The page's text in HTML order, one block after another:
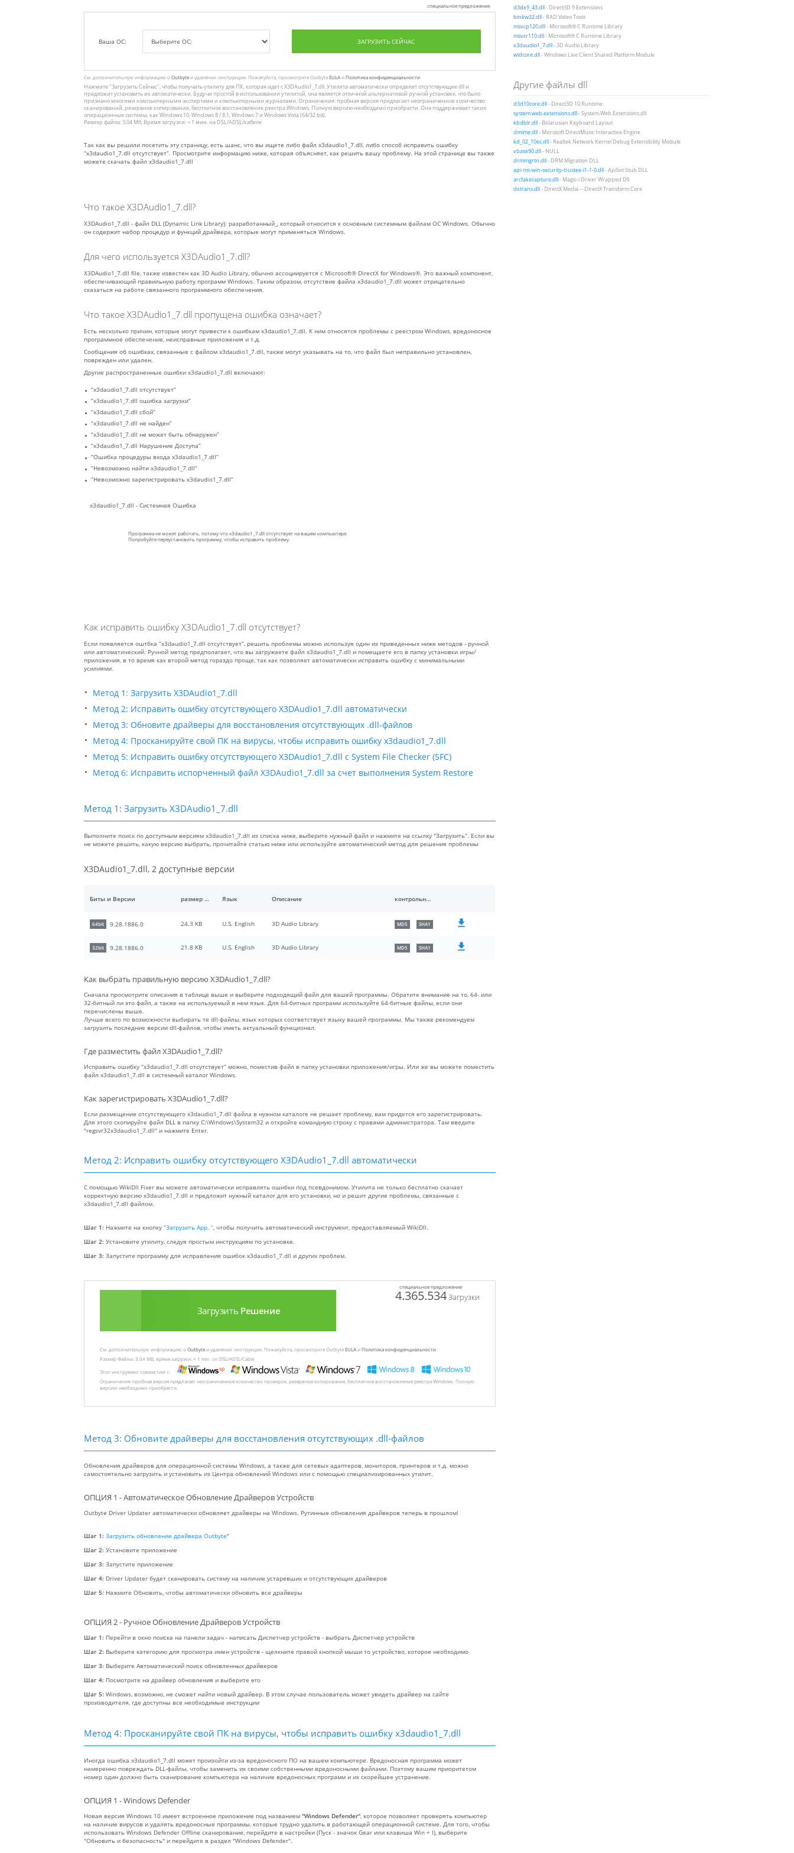
специальное предложение
Ваша ОС: ЗАГРУЗИТЬ СЕЙЧАС
См. дополнительную информацию оOutbyteи удалении :инструкции. Пожалуйста, просмотрите OutbyteEULAиПолитика конфиденциальности
Нажмите"Загрузить Сейчас", чтобы получить утилиту для ПК, которая идет с X3DAudio1_7.dll. Утилита автоматически определит отсутствующие dll и
предложит установить их автоматически. Будучи простой в использовании утилитой, она является отличной альтернативой ручной установке, что было
признано многими компьютерными экспертами и компьютерными журналами. Ограничения: пробная версия предлагает неограниченное количество
сканирований, резервное копирование, бесплатное восстановление реестра Windows. Полную версию необходимо приобрести. Она поддерживает такие
операционные системы, как Windows 10, Windows 8 / 8.1, Windows 7 и Windows Vista (64/32 bit).
Размер файла: 3,04 Мб, Время загрузки: < 1 мин. на DSL/ADSL/кабеле
Так как вы решили посетить эту страницу, есть шанс, что вы ищете либо файл x3daudio1_7.dll, либо способ исправить ошибку
“x3daudio1_7.dll отсутствует”. Просмотрите информацию ниже, которая объясняет, как решить вашу проблему. На этой странице вы также
можете скачать файл x3daudio1_7.dll
Что такое X3DAudio1_7.dll?
X3DAudio1_7.dll - файл DLL (Dynamic Link Library): разработанный_, который относится к основным системным файлам ОС Windows. Обычно
он содержит набор процедур и функций драйвера, которые могут применяться Windows.
Для чего используется X3DAudio1_7.dll?
X3DAudio1_7.dll file, также известен как 3D Audio Library, обычно ассоциируется с Microsoft® DirectX for Windows®. Это важный компонент,
обеспечивающий правильную работу программ Windows. Таким образом, отсутствие файла x3daudio1_7.dll может отрицательно
сказаться на работе связанного программного обеспечения.
Что такое X3DAudio1_7.dll пропущена ошибка означает?
Есть несколько причин, которые могут привести к ошибкам x3daudio1_7.dll. К ним относятся проблемы с реестром Windows, вредоносное
программное обеспечение, неисправные приложения и т.д.
Сообщения об ошибках, связанные с файлом x3daudio1_7.dll, также могут указывать на то, что файл был неправильно установлен,
поврежден или удален.
Другие распространенные ошибки x3daudio1_7.dll включают:
“x3daudio1_7.dll отсутствует”
“x3daudio1_7.dll ошибка загрузки”
“x3daudio1_7.dll сбой”
“x3daudio1_7.dll не найден”
“x3daudio1_7.dll не может быть обнаружен”
“x3daudio1_7.dll Нарушение Доступа”
“Ошибка процедуры входа x3daudio1_7.dll”
“Невозможно найти x3daudio1_7.dll”
“Невозможно зарегистрировать x3daudio1_7.dll”
x3daudio1_7.dll - Системная Ошибка
Программа не может работать, потому что x3daudio1_7.dll отсутствует на вашем компьютере.
Попробуйте переустановить программу, чтобы исправить проблему.
Как исправить ошибку X3DAudio1_7.dll отсутствует?
Если появляется оштбка “x3daudio1_7.dll отсутствует”, решить проблемы можно используя один из приведенных ниже методов - ручной
или автоматический. Ручной метод предполагает, что вы загружаете файл x3daudio1_7.dll и помещаете его в папку установки игры/
приложения, в то время как второй метод гораздо проще, так как позволяет автоматически исправить ошибку с минимальными
усилиями.
Метод 1: Загрузить X3DAudio1_7.dll
Метод 2: Исправить ошибку отсутствующего X3DAudio1_7.dll автоматически
Метод 3: Обновите драйверы для восстановления отсутствующих .dll-файлов
Метод 4: Просканируйте свой ПК на вирусы, чтобы исправить ошибку x3daudio1_7.dll
Метод 5: Исправить ошибку отсутствующего X3DAudio1_7.dll с System File Checker (SFC)
Метод 6: Исправить испорченный файл X3DAudio1_7.dll за счет выполнения System Restore
Метод 1: Загрузить X3DAudio1_7.dll
Выполните поиск по доступным версиям x3daudio1_7.dll из списка ниже, выберите нужный файл и нажмите на ссылку "Загрузить". Если вы
не можете решить, какую версию выбрать, прочитайте статью ниже или используйте автоматический метод для решения проблемы
X3DAudio1_7.dll, 2 доступные версии
Биты и Версии размер файлы Язык Описание контрольные суммы
64bit 9.28.1886.0 24.3 KB U.S. English 3D Audio Library MD5 SHA1
32bit 9.28.1886.0 21.8 KB U.S. English 3D Audio Library MD5 SHA1
Как выбрать правильную версию X3DAudio1_7.dll?
Сначала просмотрите описания в таблице выше и выберите подходящий файл для вашей программы. Обратите внимание на то, 64- или
32-битный ли это файл, а также на используемый в нем язык. Для 64-битных программ используйте 64-битные файлы, если они
перечислены выше.
Лучше всего по возможности выбирать те dll-файлы, язык которых соответствует языку вашей программы. Мы также рекомендуем
загрузить последние версии dll-файлов, чтобы иметь актуальный функционал.
Где разместить файл X3DAudio1_7.dll?
Исправить ошибку “x3daudio1_7.dll отсутствует” можно, поместив файл в папку установки приложения/игры. Или же вы можете поместить
файл x3daudio1_7.dll в системный каталог Windows.
Как зарегистрировать X3DAudio1_7.dll?
Если размещение отсутствующего x3daudio1_7.dll файла в нужном каталоге не решает проблему, вам придется его зарегистрировать.
Для этого скопируйте файл DLL в папку C:\Windows\System32 и откройте командную строку с правами администратора. Там введите
"regsvr32x3daudio1_7.dll" и нажмите Enter.
Метод 2: Исправить ошибку отсутствующего X3DAudio1_7.dll автоматически
С помощью WikiDll Fixer вы можете автоматически исправлять ошибки под псевдонимом. Утилита не только бесплатно скачает
корректную версию x3daudio1_7.dll и предложит нужный каталог для его установки, но и решит другие проблемы, связанные с
x3daudio1_7.dll файлом.
Шаг 1: Нажмите на кнопку “Загрузить App. ”, чтобы получить автоматический инструмент, предоставляемый WikiDll.
Шаг 2: Установите утилиту, следуя простым инструкциям по установке.
Шаг 3: Запустите программу для исправления ошибок x3daudio1_7.dll и других проблем.
специальное предложение
Загрузить Решение
4.365.534Загрузки
См. дополнительную информацию оOutbyteи удалении :инструкции. Пожалуйста, просмотрите OutbyteEULAиПолитика конфиденциальности
Размер Файлы: 3.04 MB, время загрузки: < 1 min. on DSL/ADSL/Cable
Этот инструмент совместим с:
Ограничения: пробная версия предлагает неограниченное количество проверок, резервное копирование, бесплатное восстановление реестра Windows. Полную
версию необходимо приобрести.
Метод 3: Обновите драйверы для восстановления отсутствующих .dll-файлов
Обновления драйверов для операционной системы Windows, а также для сетевых адаптеров, мониторов, принтеров и т.д. можно
самостоятельно загрузить и установить из Центра обновлений Windows или с помощью специализированных утилит.
ОПЦИЯ 1 - Автоматическое Обновление Драйверов Устройств
Outbyte Driver Updater автоматически обновляет драйверы на Windows. Рутинные обновления драйверов теперь в прошлом!
Шаг 1: Загрузить обновление драйвера Outbyte"
Шаг 2: Установите приложение
Шаг 3: Запустите приложение
Шаг 4: Driver Updater будет сканировать систему на наличие устаревших и отсутствующих драйверов
Шаг 5: Нажмите Обновить, чтобы автоматически обновить все драйверы
ОПЦИЯ 2 - Ручное Обновление Драйверов Устройств
Шаг 1: Перейти в окно поиска на панели задач - написать Диспетчер устройств - выбрать Диспетчер устройств
Шаг 2: Выберите категорию для просмотра имен устройств - щелкните правой кнопкой мыши то устройство, которое необходимо
Шаг 3: Выберите Автоматический поиск обновленных драйверов
Шаг 4: Посмотрите на драйвер обновления и выберите его
Шаг 5: Windows, возможно, не сможет найти новый драйвер. В этом случае пользователь может увидеть драйвер на сайте
производителя, где доступны все необходимые инструкции
Метод 4: Просканируйте свой ПК на вирусы, чтобы исправить ошибку x3daudio1_7.dll
Иногда ошибка x3daudio1_7.dll может произойти из-за вредоносного ПО на вашем компьютере. Вредоносная программа может
намеренно повреждать DLL-файлы, чтобы заменить их своими собственными вредоносными файлами. Поэтому вашим приоритетом
номер один должно быть сканирование компьютера на наличие вредоносных программ и их скорейшее устранение.
ОПЦИЯ 1 - Windows Defender
Новая версия Windows 10 имеет встроенное приложение под названием "Windows Defender", которое позволяет проверять компьютер
на наличие вирусов и удалять вредоносные программы, которые трудно удалить в работающей операционной системе. Для того, чтобы
использовать Windows Defender Offline сканирование, перейдите в настройки (Пуск - значок Gear или клавиша Win + I), выберите
"Обновить и безопасность" и перейдите в раздел "Windows Defender".
d3dx9_43.dll- Direct3D 9 Extensions
binkw32.dll- RAD Video Tools
msvcp120.dll- Microsoft® C Runtime Library
msvcr110.dll- Microsoft® C Runtime Library
x3daudio1_7.dll- 3D Audio Library
wldcore.dll- Windows Live Client Shared Platform Module
Другие файлы dll
d3d10core.dll- Direct3D 10 Runtime
system.web.extensions.dll- System.Web.Extensions.dll
kbdblr.dll- Belarusian Keyboard Layout
dmime.dll- Microsoft DirectMusic Interactive Engine
kd_02_10ec.dll- Realtek Network Kernel Debug Extensibility Module
vbase90.dll- NULL
drmmgrtn.dll- DRM Migration DLL
api-ms-win-security-trustee-l1-1-0.dll- ApiSet Stub DLL
arcfakecapture.dll- Magic-i Driver Wrapped Dll
dxtrans.dll- DirectX Media -- DirectX Transform Core